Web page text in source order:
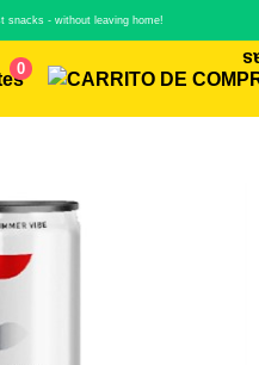
snacks - without leaving home!
0